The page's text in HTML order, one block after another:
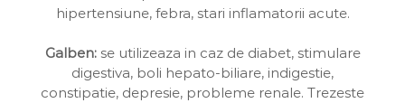
hipertensiune, febra, stari inflamatorii acute.
Galben:se utilizeaza in caz de diabet, stimulare
digestiva, boli hepato-biliare, indigestie,
constipatie, depresie, probleme renale. Trezeste